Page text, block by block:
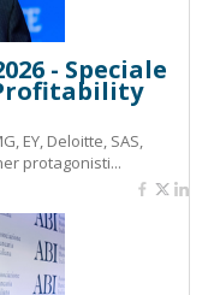
- Speciale
EY, Deloitte, SAS,
protagonisti...